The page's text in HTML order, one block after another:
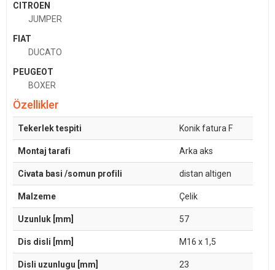
CITROEN
JUMPER
FIAT
DUCATO
PEUGEOT
BOXER
Özellikler
Tekerlek tespiti Konik fatura F
Montaj tarafi Arka aks
Civata basi /somun profili distan altigen
Malzeme Çelik
Uzunluk [mm] 57
Dis disli [mm] M16 x 1,5
Disli uzunlugu [mm] 23